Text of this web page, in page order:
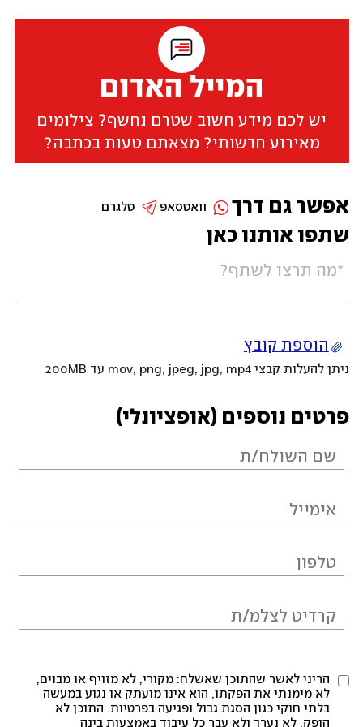
המייל האדום
יש לכם מידע חשוב שטרם נחשף? צילומים
מאירוע חדשותי? מצאתם טעות בכתבה?
שתפו אותנו כאן
הוספת קובץ
ניתן להעלות קבצי mov, png, jpeg, jpg, mp4 עד 200MB
פרטים נוספים (אופציונלי)
הריני לאשר שהתוכן שאשלח: מקורי, לא מזויף או מבוים,
לא מימנתי את הפקתו, הוא אינו מועתק או נגוע במעשה
בלתי חוקי כגון הסגת גבול ופגיעה בפרטיות. התוכן לא
הופק, לא נערך ולא עבר כל עיבוד באמצעות בינה
אפשר גם דרך טלגרם וואטסאפ